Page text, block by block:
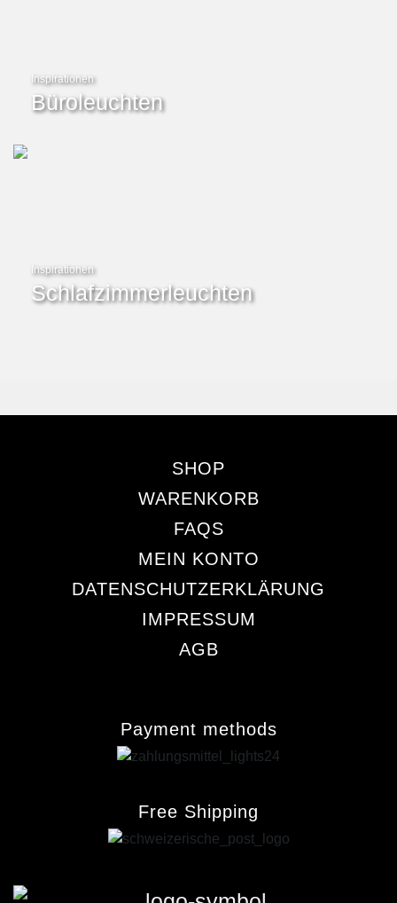
Inspirationen
Büroleuchten
Inspirationen
Schlafzimmerleuchten
SHOP
WARENKORB
FAQS
MEIN KONTO
DATENSCHUTZERKLÄRUNG
IMPRESSUM
AGB
Payment methods
Free Shipping